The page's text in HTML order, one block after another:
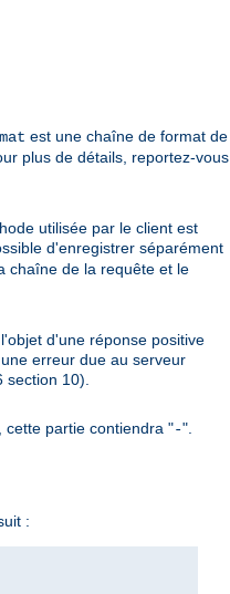
est une chaîne de format de
plus de détails, reportez-vous
utilisée par le client est
d'enregistrer séparément
chaîne de la requête et le
d'une réponse positive
erreur due au serveur
section 10).
cette partie contiendra "-".
: